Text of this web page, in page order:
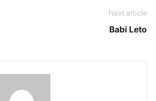
Next article
Babi Leto